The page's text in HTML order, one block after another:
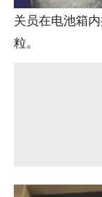
关员在电池箱
粒。